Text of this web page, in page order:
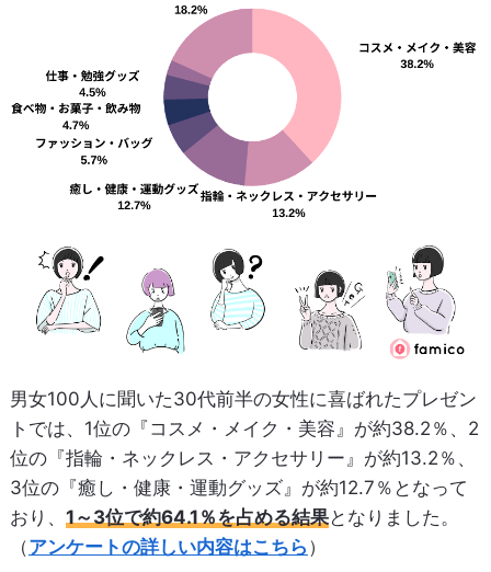
男女100人に聞いた30代前半の女性に喜ばれたプレゼン
トでは、1位の『コスメ・メイク・美容』が約38.2％、2
位の『指輪・ネックレス・アクセサリー』が約13.2％、
3位の『癒し・健康・運動グッズ』が約12.7％となって
おり、 1～3位で約64.1％を占める結果となりました。
（アンケートの詳しい内容はこちら ）